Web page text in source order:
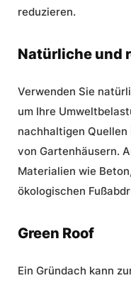
reduzieren.
Natürliche und
Verwenden Sie
um Ihre
nachhaltigen
von Gartenhäusern.
Materialien wie
ökologischen
Green Roof
Ein Gründach kann